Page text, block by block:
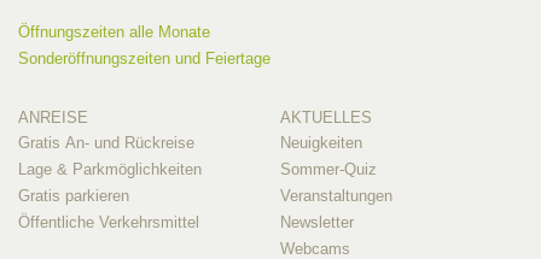
Öffnungszeiten alle Monate
Sonderöffnungszeiten und Feiertage
ANREISE
Gratis An- und Rückreise
Lage & Parkmöglichkeiten
Gratis parkieren
Öffentliche Verkehrsmittel
AKTUELLES
Neuigkeiten
Sommer-Quiz
Veranstaltungen
Newsletter
Webcams